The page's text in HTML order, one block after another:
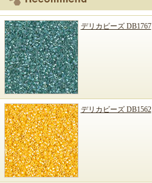
デリカビーズ DB1767
デリカビーズ DB1562